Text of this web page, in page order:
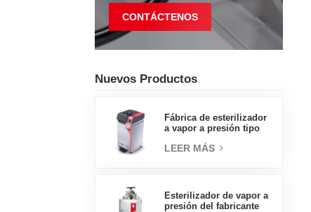
CONTÁCTENOS
Nuevos Productos
Fábrica de esterilizador
a vapor a presión tipo
pedal tipo insignia de
LEER MÁS
Esterilizador de vapor a
presión del fabricante